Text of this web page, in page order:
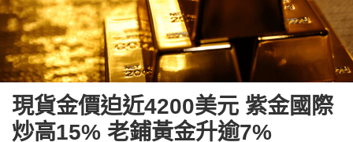
現貨金價迫近4200美元 紫金國際
炒高15% 老鋪黃金升逾7%